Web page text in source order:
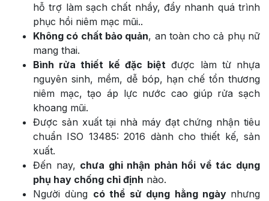
hỗ trợ làm sạch chất nhầy, đẩy nhanh quá trình
phục hồi niêm mạc mũi..
Không có chất bảo quản, an toàn cho cả phụ nữ
mang thai.
Bình rửa thiết kế đặc biệt được làm từ nhựa
nguyên sinh, mềm, dễ bóp, hạn chế tổn thương
niêm mạc, tạo áp lực nước cao giúp rửa sạch
khoang mũi.
Được sản xuất tại nhà máy đạt chứng nhận tiêu
chuẩn ISO 13485: 2016 dành cho thiết kế, sản
xuất.
Đến nay, chưa ghi nhận phản hồi về tác dụng
phụ hay chống chỉ định nào.
Người dùng có thể sử dụng hằng ngày nhưng